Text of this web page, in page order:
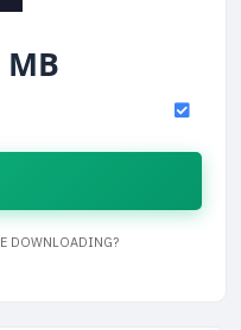
MB
DOWNLOADING?